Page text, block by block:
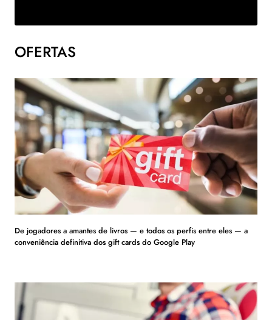
OFERTAS
De jogadores a amantes de livros — e todos os perfis entre eles — a
conveniência definitiva dos gift cards do Google Play